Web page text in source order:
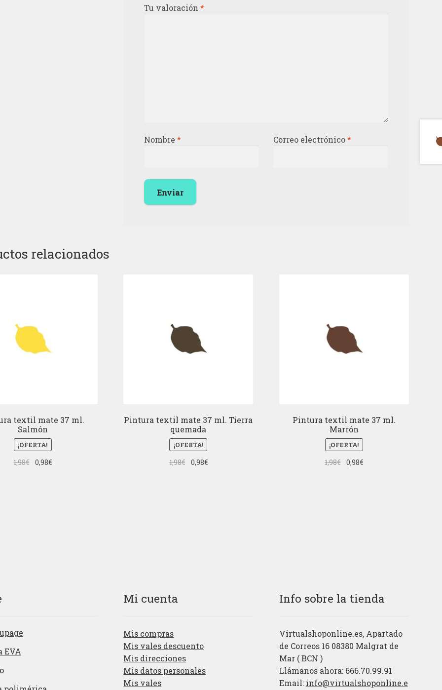
Tu valoración*
Nombre* Correo electrónico*
relacionados
textil mate 37 ml.
Salmón
¡OFERTA!
1,98€
El
0,98€El
Pintura textil mate 37 ml. Tierra
quemada
¡OFERTA!
1,98€
El
0,98€El
Pintura textil mate 37 ml.
Marrón
¡OFERTA!
1,98€
El
0,98€El
EVA
Mi cuenta
Mis compras
Mis vales descuento
Mis direcciones
Mis datos personales
Mis vales
Info sobre la tienda
Virtualshoponline.es, Apartado
de Correos 16 08380 Malgrat de
Mar ( BCN )
Llámanos ahora: 666.70.99.91
Email: info@virtualshoponline.e